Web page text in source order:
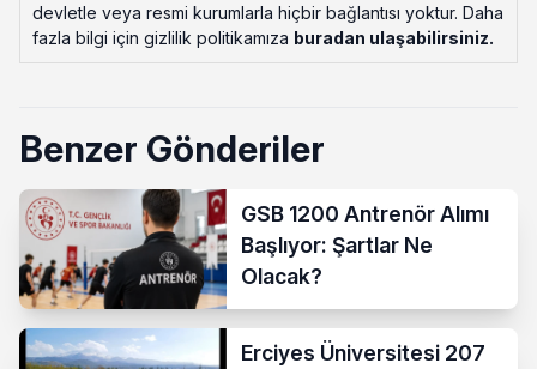
devletle veya resmi kurumlarla hiçbir bağlantısı yoktur. Daha
fazla bilgi için gizlilik politikamıza buradan ulaşabilirsiniz.
Benzer Gönderiler
GSB 1200 Antrenör Alımı
Başlıyor: Şartlar Ne
Olacak?
Erciyes Üniversitesi 207